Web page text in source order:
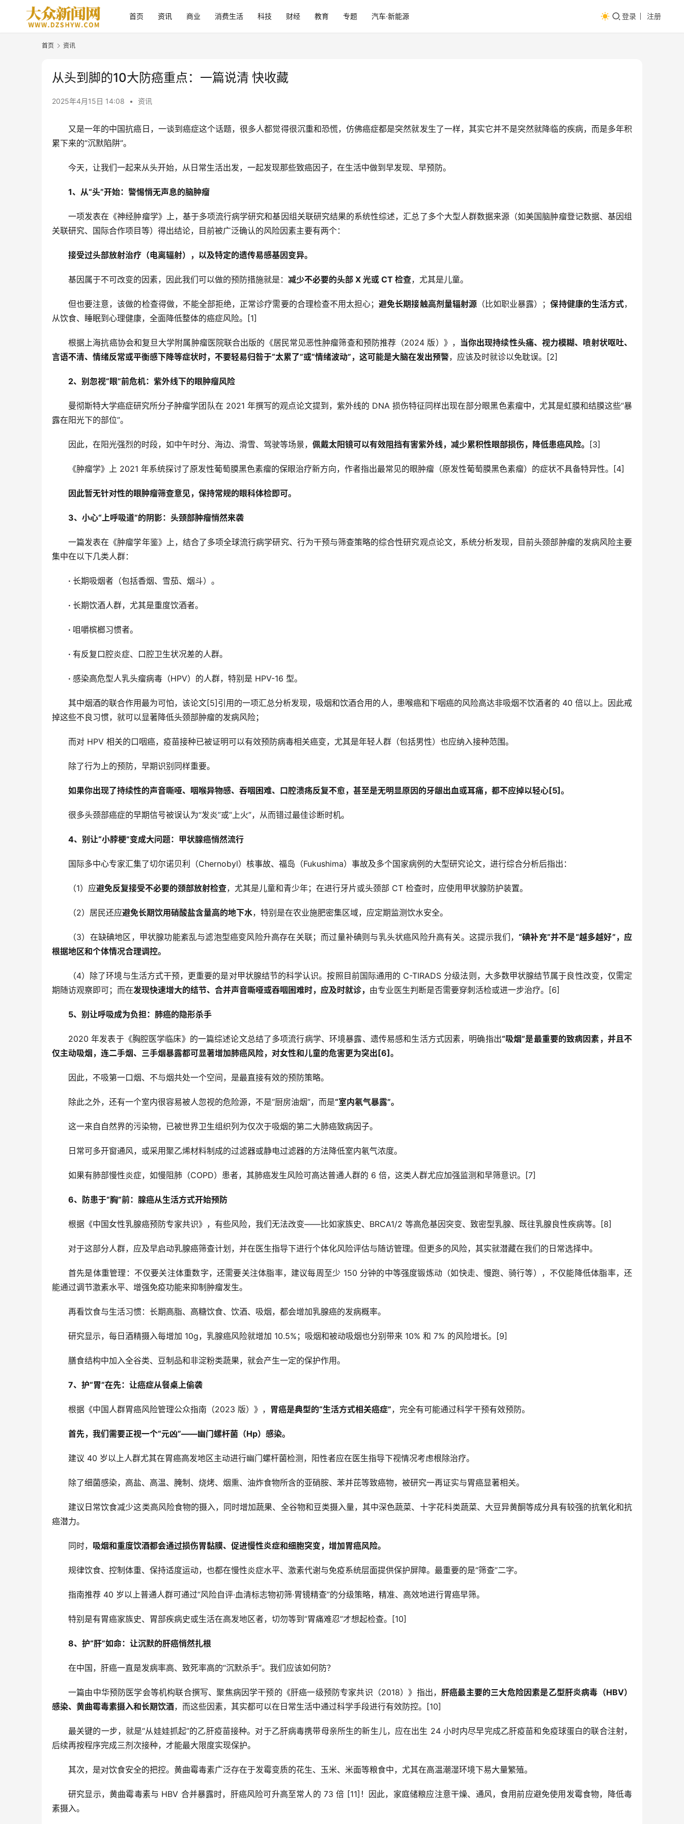
首页 资讯 商业 消费生活 科技 财经 教育 专题 汽车·新能源 登录 注册
首页 资讯
从头到脚的10大防癌重点：一篇说清 快收藏
2025年4月15日 14:08 • 资讯
又是一年的中国抗癌日，一谈到癌症这个话题，很多人都觉得很沉重和恐慌，仿佛癌症都是突然就发生了一样，其实它并不是突然就降临的疾病，而是多年积
累下来的“沉默陷阱”。
今天，让我们一起来从头开始，从日常生活出发，一起发现那些致癌因子，在生活中做到早发现、早预防。
1、从“头”开始：警惕悄无声息的脑肿瘤
一项发表在《神经肿瘤学》上，基于多项流行病学研究和基因组关联研究结果的系统性综述，汇总了多个大型人群数据来源（如美国脑肿瘤登记数据、基因组
关联研究、国际合作项目等）得出结论，目前被广泛确认的风险因素主要有两个：
接受过头部放射治疗（电离辐射），以及特定的遗传易感基因变异。
基因属于不可改变的因素，因此我们可以做的预防措施就是： 减少不必要的头部 X 光或 CT 检查，尤其是儿童。
但也要注意，该做的检查得做，不能全部拒绝，正常诊疗需要的合理检查不用太担心；避免长期接触高剂量辐射源（比如职业暴露）；保持健康的生活方式，
从饮食、睡眠到心理健康，全面降低整体的癌症风险。[1]
根据上海抗癌协会和复旦大学附属肿瘤医院联合出版的《居民常见恶性肿瘤筛查和预防推荐（2024 版）》， 当你出现持续性头痛、视力模糊、喷射状呕吐、
言语不清、情绪反常或平衡感下降等症状时，不要轻易归咎于“太累了”或“情绪波动”，这可能是大脑在发出预警，应该及时就诊以免耽误。[2]
2、别忽视“眼”前危机： 紫外线下的眼肿瘤风险
曼彻斯特大学癌症研究所分子肿瘤学团队在 2021 年撰写的观点论文提到，紫外线的 DNA 损伤特征同样出现在部分眼黑色素瘤中，尤其是虹膜和结膜这些“暴
露在阳光下的部位”。
因此，在阳光强烈的时段，如中午时分、海边、滑雪、驾驶等场景， 佩戴太阳镜可以有效阻挡有害紫外线，减少累积性眼部损伤，降低患癌风险。 [3]
《肿瘤学》上 2021 年系统探讨了原发性葡萄膜黑色素瘤的保眼治疗新方向，作者指出最常见的眼肿瘤（原发性葡萄膜黑色素瘤）的症状不具备特异性。[4]
因此暂无针对性的眼肿瘤筛查意见，保持常规的眼科体检即可。
3、小心“上呼吸道”的阴影：头颈部肿瘤悄然来袭
一篇发表在《肿瘤学年鉴》上，结合了多项全球流行病学研究、行为干预与筛查策略的综合性研究观点论文，系统分析发现，目前头颈部肿瘤的发病风险主要
集中在以下几类人群：
· 长期吸烟者（包括香烟、雪茄、烟斗）。
· 长期饮酒人群，尤其是重度饮酒者。
· 咀嚼槟榔习惯者。
· 有反复口腔炎症、口腔卫生状况差的人群。
· 感染高危型人乳头瘤病毒（HPV）的人群，特别是 HPV-16 型。
其中烟酒的联合作用最为可怕，该论文[5]引用的一项汇总分析发现，吸烟和饮酒合用的人，患喉癌和下咽癌的风险高达非吸烟不饮酒者的 40 倍以上。因此戒
掉这些不良习惯，就可以显著降低头颈部肿瘤的发病风险；
而对 HPV 相关的口咽癌，疫苗接种已被证明可以有效预防病毒相关癌变，尤其是年轻人群（包括男性）也应纳入接种范围。
除了行为上的预防，早期识别同样重要。
如果你出现了持续性的声音嘶哑、咽喉异物感、吞咽困难、口腔溃疡反复不愈，甚至是无明显原因的牙龈出血或耳痛，都不应掉以轻心[5]。
很多头颈部癌症的早期信号被误认为“发炎”或“上火”，从而错过最佳诊断时机。
4、别让“小脖梗”变成大问题： 甲状腺癌悄然流行
国际多中心专家汇集了切尔诺贝利（Chernobyl）核事故、福岛（Fukushima）事故及多个国家病例的大型研究论文，进行综合分析后指出：
（1）应避免反复接受不必要的颈部放射检查，尤其是儿童和青少年；在进行牙片或头颈部 CT 检查时，应使用甲状腺防护装置。
（2）居民还应避免长期饮用硝酸盐含量高的地下水，特别是在农业施肥密集区域，应定期监测饮水安全。
（3）在缺碘地区，甲状腺功能紊乱与滤泡型癌变风险升高存在关联；而过量补碘则与乳头状癌风险升高有关。这提示我们， “碘补充”并不是“越多越好”，应
根据地区和个体情况合理调控。
（4）除了环境与生活方式干预，更重要的是对甲状腺结节的科学认识。按照目前国际通用的 C-TIRADS 分级法则，大多数甲状腺结节属于良性改变，仅需定
期随访观察即可；而在发现快速增大的结节、合并声音嘶哑或吞咽困难时，应及时就诊， 由专业医生判断是否需要穿刺活检或进一步治疗。[6]
5、别让呼吸成为负担： 肺癌的隐形杀手
2020 年发表于《胸腔医学临床》的一篇综述论文总结了多项流行病学、环境暴露、遗传易感和生活方式因素，明确指出“吸烟”是最重要的致病因素，并且不
仅主动吸烟，连二手烟、三手烟暴露都可显著增加肺癌风险，对女性和儿童的危害更为突出[6]。
因此，不吸第一口烟、不与烟共处一个空间，是最直接有效的预防策略。
除此之外，还有一个室内很容易被人忽视的危险源，不是“厨房油烟”，而是“室内氡气暴露”。
这一来自自然界的污染物，已被世界卫生组织列为仅次于吸烟的第二大肺癌致病因子。
日常可多开窗通风，或采用聚乙烯材料制成的过滤器或静电过滤器的方法降低室内氡气浓度。
如果有肺部慢性炎症，如慢阻肺（COPD）患者，其肺癌发生风险可高达普通人群的 6 倍，这类人群尤应加强监测和早筛意识。[7]
6、防患于“胸”前： 腺癌从生活方式开始预防
根据《中国女性乳腺癌预防专家共识》，有些风险，我们无法改变——比如家族史、BRCA1/2 等高危基因突变、致密型乳腺、既往乳腺良性疾病等。[8]
对于这部分人群，应及早启动乳腺癌筛查计划，并在医生指导下进行个体化风险评估与随访管理。但更多的风险，其实就潜藏在我们的日常选择中。
首先是体重管理：不仅要关注体重数字，还需要关注体脂率，建议每周至少 150 分钟的中等强度锻炼动（如快走、慢跑、骑行等），不仅能降低体脂率，还
能通过调节激素水平、增强免疫功能来抑制肿瘤发生。
再看饮食与生活习惯：长期高脂、高糖饮食、饮酒、吸烟，都会增加乳腺癌的发病概率。
研究显示，每日酒精摄入每增加 10g，乳腺癌风险就增加 10.5%；吸烟和被动吸烟也分别带来 10% 和 7% 的风险增长。[9]
膳食结构中加入全谷类、豆制品和非淀粉类蔬果，就会产生一定的保护作用。
7、护“胃”在先： 让癌症从餐桌上偷袭
根据《中国人群胃癌风险管理公众指南（2023 版）》， 胃癌是典型的“生活方式相关癌症”，完全有可能通过科学干预有效预防。
首先，我们需要正视一个“元凶”——幽门螺杆菌（Hp）感染。
建议 40 岁以上人群尤其在胃癌高发地区主动进行幽门螺杆菌检测，阳性者应在医生指导下视情况考虑根除治疗。
除了细菌感染，高盐、高温、腌制、烧烤、烟熏、油炸食物所含的亚硝胺、苯并芘等致癌物，被研究一再证实与胃癌显著相关。
建议日常饮食减少这类高风险食物的摄入，同时增加蔬果、全谷物和豆类摄入量，其中深色蔬菜、十字花科类蔬菜、大豆异黄酮等成分具有较强的抗氧化和抗
癌潜力。
同时， 吸烟和重度饮酒都会通过损伤胃黏膜、促进慢性炎症和细胞突变，增加胃癌风险。
规律饮食、控制体重、保持适度运动，也都在慢性炎症水平、激素代谢与免疫系统层面提供保护屏障。最重要的是“筛查”二字。
指南推荐 40 岁以上普通人群可通过“风险自评·血清标志物初筛·胃镜精查”的分级策略，精准、高效地进行胃癌早筛。
特别是有胃癌家族史、胃部疾病史或生活在高发地区者，切勿等到“胃痛难忍”才想起检查。[10]
8、护“肝”如命： 让沉默的肝癌悄然扎根
在中国，肝癌一直是发病率高、致死率高的“沉默杀手”。我们应该如何防？
一篇由中华预防医学会等机构联合撰写、聚焦病因学干预的《肝癌一级预防专家共识（2018）》指出，肝癌最主要的三大危险因素是乙型肝炎病毒（HBV）
感染、黄曲霉毒素摄入和长期饮酒，而这些因素，其实都可以在日常生活中通过科学手段进行有效防控。[10]
最关键的一步，就是“从娃娃抓起”的乙肝疫苗接种。对于乙肝病毒携带母亲所生的新生儿，应在出生 24 小时内尽早完成乙肝疫苗和免疫球蛋白的联合注射，
后续再按程序完成三剂次接种，才能最大限度实现保护。
其次，是对饮食安全的把控。黄曲霉毒素广泛存在于发霉变质的花生、玉米、米面等粮食中，尤其在高温潮湿环境下易大量繁殖。
研究显示，黄曲霉毒素与 HBV 合并暴露时，肝癌风险可升高至常人的 73 倍 [11]！因此，家庭储粮应注意干燥、通风，食用前应避免使用发霉食物，降低毒
素摄入。